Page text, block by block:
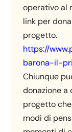
operativo al
link per
progetto.
https://
barona-il-
Chiunque
donazione a
progetto
modi di